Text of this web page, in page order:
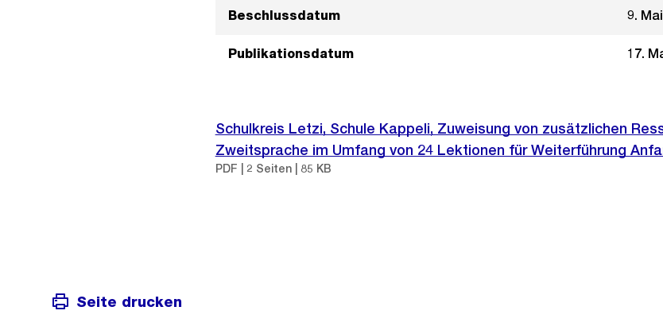
Beschlussdatum 9.
Publikationsdatum 17.
Schulkreis Letzi, Schule Kappeli, Zuweisung von zusätzlichen
Zweitsprache im Umfang von 24 Lektionen für Weiterführung
PDF | 2 Seiten | 85 KB
Seite drucken